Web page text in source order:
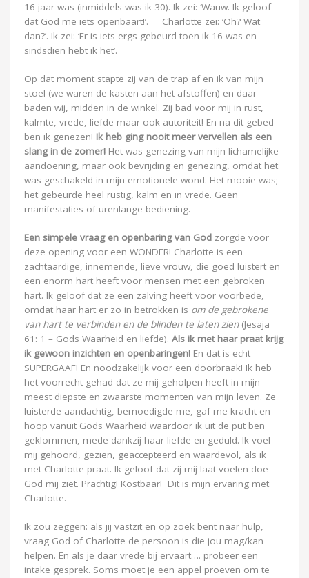
16 jaar was (inmiddels was ik 30). Ik zei: ‘Wauw. Ik geloof
dat God me iets openbaart!’. Charlotte zei: ‘Oh? Wat
dan?’. Ik zei: ‘Er is iets ergs gebeurd toen ik 16 was en
sindsdien hebt ik het’.
Op dat moment stapte zij van de trap af en ik van mijn
stoel (we waren de kasten aan het afstoffen) en daar
baden wij, midden in de winkel. Zij bad voor mij in rust,
kalmte, vrede, liefde maar ook autoriteit! En na dit gebed
ben ik genezen! Ik heb ging nooit meer vervellen als een
slang in de zomer! Het was genezing van mijn lichamelijke
aandoening, maar ook bevrijding en genezing, omdat het
was geschakeld in mijn emotionele wond. Het mooie was;
het gebeurde heel rustig, kalm en in vrede. Geen
manifestaties of urenlange bediening.
Een simpele vraag en openbaring van God zorgde voor
deze opening voor een WONDER! Charlotte is een
zachtaardige, innemende, lieve vrouw, die goed luistert en
een enorm hart heeft voor mensen met een gebroken
hart. Ik geloof dat ze een zalving heeft voor voorbede,
omdat haar hart er zo in betrokken is om de gebrokene
van hart te verbinden en de blinden te laten zien(Jesaja
61: 1 – Gods Waarheid en liefde). Als ik met haar praat krijg
ik gewoon inzichten en openbaringen! En dat is echt
SUPERGAAF! En noodzakelijk voor een doorbraak! Ik heb
het voorrecht gehad dat ze mij geholpen heeft in mijn
meest diepste en zwaarste momenten van mijn leven. Ze
luisterde aandachtig, bemoedigde me, gaf me kracht en
hoop vanuit Gods Waarheid waardoor ik uit de put ben
geklommen, mede dankzij haar liefde en geduld. Ik voel
mij gehoord, gezien, geaccepteerd en waardevol, als ik
met Charlotte praat. Ik geloof dat zij mij laat voelen doe
God mij ziet. Prachtig! Kostbaar! Dit is mijn ervaring met
Charlotte.
Ik zou zeggen: als jij vastzit en op zoek bent naar hulp,
vraag God of Charlotte de persoon is die jou mag/kan
helpen. En als je daar vrede bij ervaart…. probeer een
intake gesprek. Soms moet je een appel proeven om te